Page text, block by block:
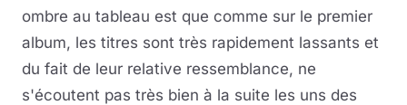
ombre au tableau est que comme sur le premier
album, les titres sont très rapidement lassants et
du fait de leur relative ressemblance, ne
s'écoutent pas très bien à la suite les uns des